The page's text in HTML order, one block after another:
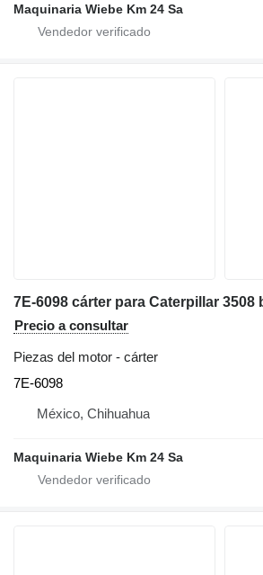
Maquinaria Wiebe Km 24 Sa
7E-6098 cárter para Caterpillar 3508
Precio a consultar
Piezas del motor - cárter
7E-6098
México, Chihuahua
Maquinaria Wiebe Km 24 Sa